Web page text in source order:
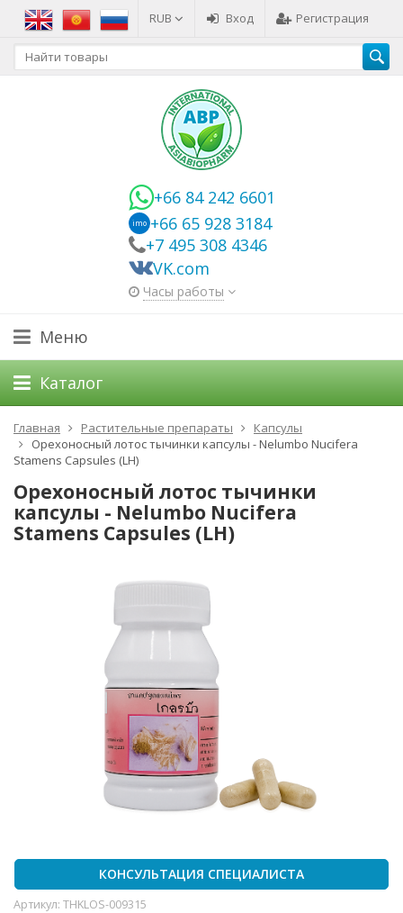
RUB Вход Регистрация
+66 84 242 6601
imo +66 65 928 3184
+7 495 308 4346
VK.com
Часы работы
Меню
Каталог
Главная Растительные препараты
Капсулы
Орехоносный лотос тычинки капсулы - Nelumbo Nucifera
Stamens Capsules (LH)
Орехоносный лотос тычинки
капсулы - Nelumbo Nucifera
Stamens Capsules (LH)
КОНСУЛЬТАЦИЯ СПЕЦИАЛИСТА
Артикул: THKLOS-009315